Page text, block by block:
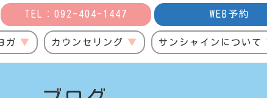
TEL：092-404-1447 WEB予約
ガ カウンセリング サンシャインについて